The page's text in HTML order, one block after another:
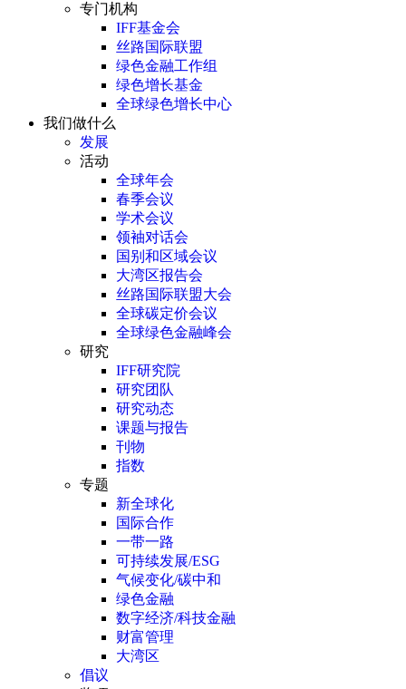
专门机构
IFF基金会
丝路国际联盟
绿色金融工作组
绿色增长基金
全球绿色增长中心
我们做什么
发展
活动
全球年会
春季会议
学术会议
领袖对话会
国别和区域会议
大湾区报告会
丝路国际联盟大会
全球碳定价会议
全球绿色金融峰会
研究
IFF研究院
研究团队
研究动态
课题与报告
刊物
指数
专题
新全球化
国际合作
一带一路
可持续发展/ESG
气候变化/碳中和
绿色金融
数字经济/科技金融
财富管理
大湾区
倡议